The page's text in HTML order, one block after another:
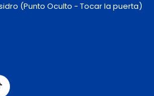
(Punto Oculto - Tocar la puerta)